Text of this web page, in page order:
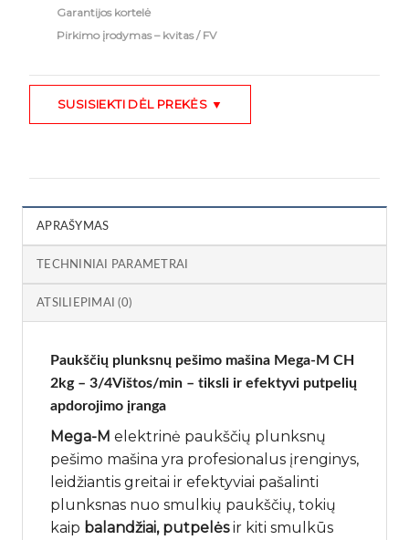
Garantijos kortelė
Pirkimo įrodymas – kvitas / FV
SUSISIEKTI DĖL PREKĖS ▼
APRAŠYMAS
TECHNINIAI PARAMETRAI
ATSILIEPIMAI (0)
Paukščių plunksnų pešimo mašina Mega-M CH
2kg – 3/4Vištos/min – tiksli ir efektyvi putpelių
apdorojimo įranga
Mega-M elektrinė paukščių plunksnų
pešimo mašina yra profesionalus įrenginys,
leidžiantis greitai ir efektyviai pašalinti
plunksnas nuo smulkių paukščių, tokių
kaip balandžiai, putpelėsir kiti smulkūs